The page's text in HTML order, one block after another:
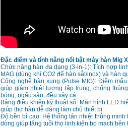
Đặc điểm và tính năng nổi bật máy hàn Mig
Chức năng hàn đa dạng (3-in-1): Tích hợp
MAG (dùng khí CO2 để hàn sắt/inox) và hàn
Công nghệ hàn xung (Pulse MIG): Điểm
giúp giảm nhiệt lượng tập trung, chống
bóng, ngấu sâu, đều vảy cá.
Bảng điều khiển kỹ thuật số: Màn hình LED
giúp thợ hàn dễ dàng làm chủ thiết bị.
Độ bền bỉ cao: Hệ thống tản nhiệt thông
dòng giúp tăng tuổi thọ linh kiện bo mạch bên